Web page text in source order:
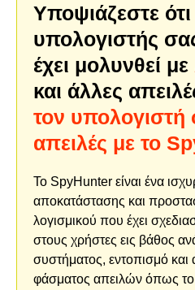
Υποψιάζεστε
υπολογιστής
έχει μολυνθεί με
και άλλες
τον υπολογιστή
απειλές με το
Το SpyHunter είναι ένα
αποκατάστασης και
λογισμικού που έχει
στους χρήστες εις βάθος
συστήματος, εντοπισμό και
φάσματος απειλών όπως το